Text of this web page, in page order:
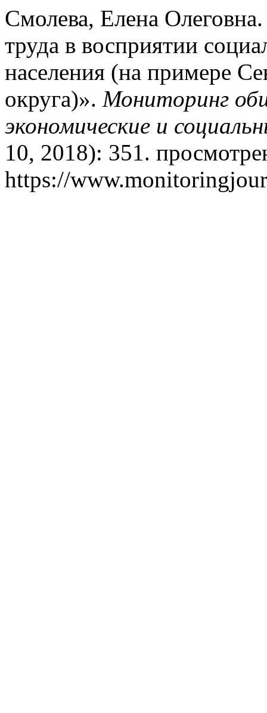
Смолева, Елена
труда в восприятии
населения (на примере
округа)». Мониторинг
экономические и
10, 2018): 351.
https://